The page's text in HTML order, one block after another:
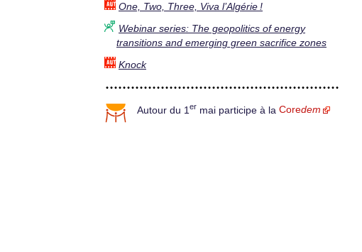
One, Two, Three, Viva l’Algérie !
Webinar series: The geopolitics of energy
transitions and emerging green sacrifice zones
Knock
Autour du 1 er mai participe à la Coredem